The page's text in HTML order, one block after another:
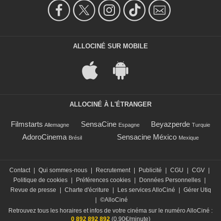
ALLOCINÉ SUR MOBILE
ALLOCINÉ À L'ÉTRANGER
Filmstarts Allemagne SensaCine Espagne Beyazperde Turquie
AdoroCinema Brésil Sensacine México Mexique
Contact | Qui sommes-nous | Recrutement | Publicité | CGU | CGV |
Politique de cookies | Préférences cookies | Données Personnelles |
Revue de presse
| Charte d'écriture | Les services AlloCiné | Gérer Utiq
| ©AlloCiné
Retrouvez tous les horaires et infos de votre cinéma sur le numéro AlloCiné :
0 892 892 892 (0,90€/minute)